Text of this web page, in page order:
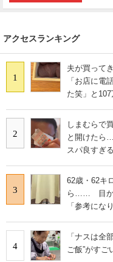
アクセスランキング
1
夫が買って
「お店に電
た笑」と
2
しまむらで
と開けたら
スパ良すぎる
3
62歳・62キ
ら…… 目か
「参考にな
4
「ナスは全
ご飯”がすご